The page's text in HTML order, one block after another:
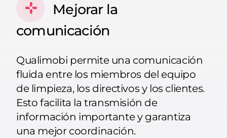
Mejorar la
comunicación
Qualimobi permite una comunicación
fluida entre los miembros del equipo
de limpieza, los directivos y los clientes.
Esto facilita la transmisión de
información importante y garantiza
una mejor coordinación.